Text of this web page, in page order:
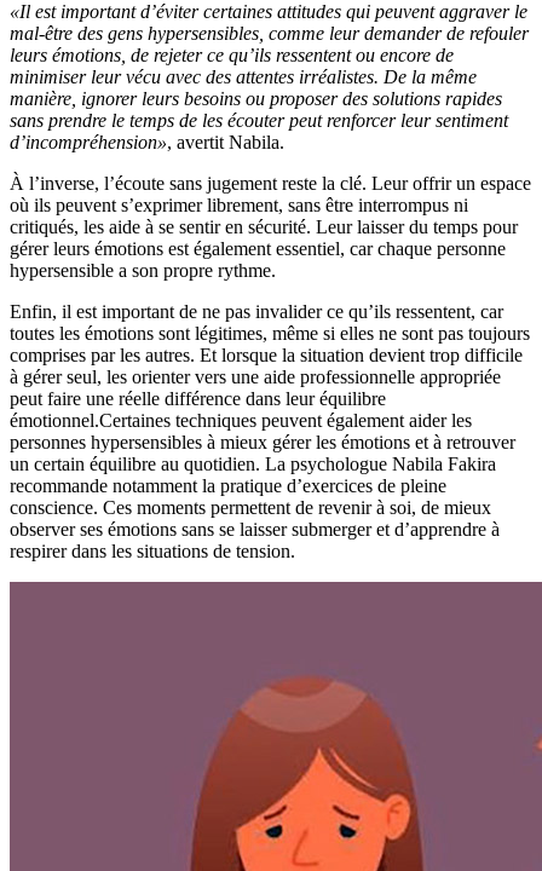
«Il est important d’éviter certaines attitudes qui peuvent aggraver le
mal-être des gens hypersensibles, comme leur demander de refouler
leurs émotions, de rejeter ce qu’ils ressentent ou encore de
minimiser leur vécu avec des attentes irréalistes. De la même
manière, ignorer leurs besoins ou proposer des solutions rapides
sans prendre le temps de les écouter peut renforcer leur sentiment
d’incompréhension», avertit Nabila.
À l’inverse, l’écoute sans jugement reste la clé. Leur offrir un espace
où ils peuvent s’exprimer librement, sans être interrompus ni
critiqués, les aide à se sentir en sécurité. Leur laisser du temps pour
gérer leurs émotions est également essentiel, car chaque personne
hypersensible a son propre rythme.
Enfin, il est important de ne pas invalider ce qu’ils ressentent, car
toutes les émotions sont légitimes, même si elles ne sont pas toujours
comprises par les autres. Et lorsque la situation devient trop difficile
à gérer seul, les orienter vers une aide professionnelle appropriée
peut faire une réelle différence dans leur équilibre
émotionnel.Certaines techniques peuvent également aider les
personnes hypersensibles à mieux gérer les émotions et à retrouver
un certain équilibre au quotidien. La psychologue Nabila Fakira
recommande notamment la pratique d’exercices de pleine
conscience. Ces moments permettent de revenir à soi, de mieux
observer ses émotions sans se laisser submerger et d’apprendre à
respirer dans les situations de tension.